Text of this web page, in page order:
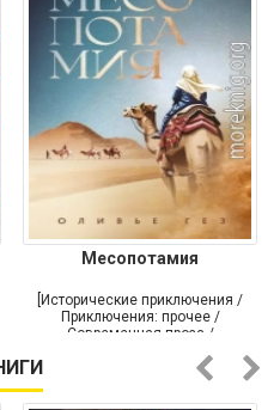
Месопотамия
[Исторические приключения /
Приключения: прочее /
Современная проза /